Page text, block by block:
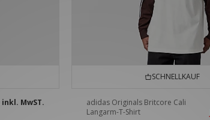
inkl. MwST.
SCHNELLKAUF
adidas Originals Britcore Cali
Langarm-T-Shirt